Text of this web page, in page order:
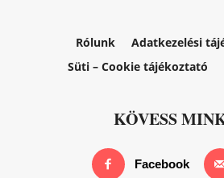
Rólunk
Adatkezelési
Süti – Cookie tájékoztató
KÖVESS
Facebook